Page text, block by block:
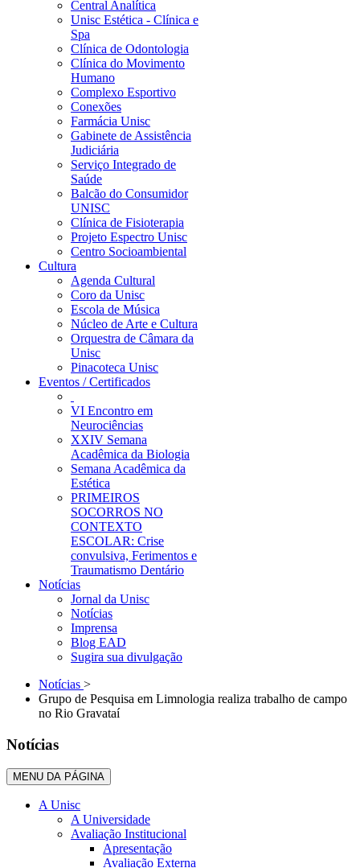
Central Analítica
Unisc Estética - Clínica e
Spa
Clínica de Odontologia
Clínica do Movimento
Humano
Complexo Esportivo
Conexões
Farmácia Unisc
Gabinete de Assistência
Judiciária
Serviço Integrado de
Saúde
Balcão do Consumidor
UNISC
Clínica de Fisioterapia
Projeto Espectro Unisc
Centro Socioambiental
Cultura
Agenda Cultural
Coro da Unisc
Escola de Música
Núcleo de Arte e Cultura
Orquestra de Câmara da
Unisc
Pinacoteca Unisc
Eventos / Certificados
VI Encontro em
Neurociências
XXIV Semana
Acadêmica da Biologia
Semana Acadêmica da
Estética
PRIMEIROS
SOCORROS NO
CONTEXTO
ESCOLAR: Crise
convulsiva, Ferimentos e
Traumatismo Dentário
Notícias
Jornal da Unisc
Notícias
Imprensa
Blog EAD
Sugira sua divulgação
Notícias >
Grupo de Pesquisa em Limnologia realiza trabalho de campo
no Rio Gravataí
Notícias
MENU DA PÁGINA
A Unisc
A Universidade
Avaliação Institucional
Apresentação
Avaliação Externa